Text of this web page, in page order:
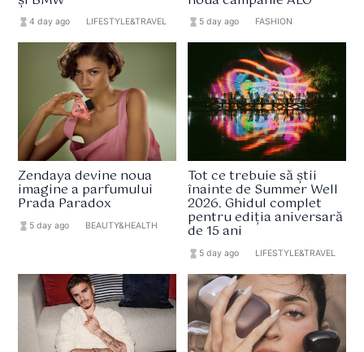
hourglass_full4 day ago LIFESTYLE&TRAVEL hourglass_full 5 day ago FASHION
Zendaya devine noua
imagine a parfumului
Prada Paradox
hourglass_full 5 day ago BEAUTY&HEALTH
Tot ce trebuie să știi
înainte de Summer Well
2026. Ghidul complet
pentru ediția aniversară
de 15 ani
hourglass_full 5 day ago LIFESTYLE&TRAVEL